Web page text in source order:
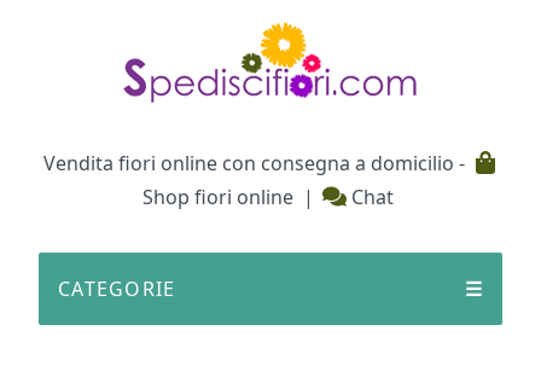
Vendita fiori online con consegna a domicilio -
Shop fiori online | Chat
CATEGORIE ☰